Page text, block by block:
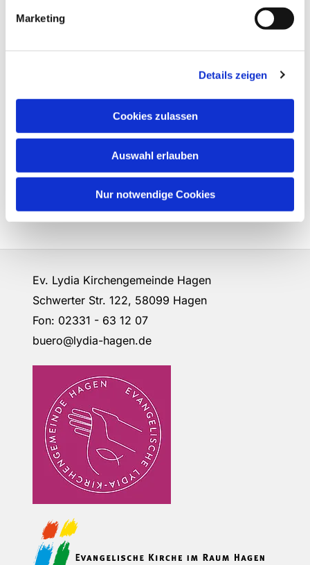
Marketing
Details zeigen
Cookies zulassen
Auswahl erlauben
Nur notwendige Cookies
Ev. Lydia Kirchengemeinde Hagen
Schwerter Str. 122, 58099 Hagen
Fon: 02331 - 63 12 07
buero@lydia-hagen.de